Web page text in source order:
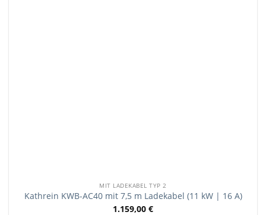
MIT LADEKABEL TYP 2
Kathrein KWB-AC40 mit 7,5 m Ladekabel (11 kW | 16 A)
1.159,00 €